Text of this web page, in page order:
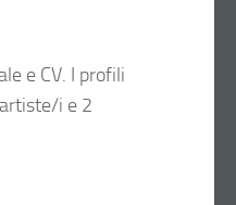
e CV. I profili
i e 2